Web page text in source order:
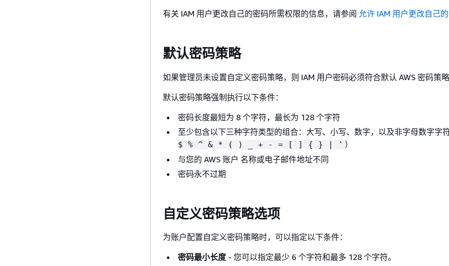
有关 IAM 用户更改自己的密码所需权限的信息，请参阅 允许 IAM 用户更改自己
默认密码策略
如果管理员未设置自定义密码策略，则 IAM 用户密码必须符合默认 AWS 密码策略
默认密码策略强制执行以下条件：
密码长度最短为 8 个字符，最长为 128 个字符
至少包含以下三种字符类型的组合：大写、小写、数字，以及非字母数字字
$ % ^ & * ( ) _ + - = [ ] { } | ' ）
与您的 AWS 账户 名称或电子邮件地址不同
密码永不过期
自定义密码策略选项
为账户配置自定义密码策略时，可以指定以下条件：
密码最小长度 - 您可以指定最少 6 个字符和最多 128 个字符。